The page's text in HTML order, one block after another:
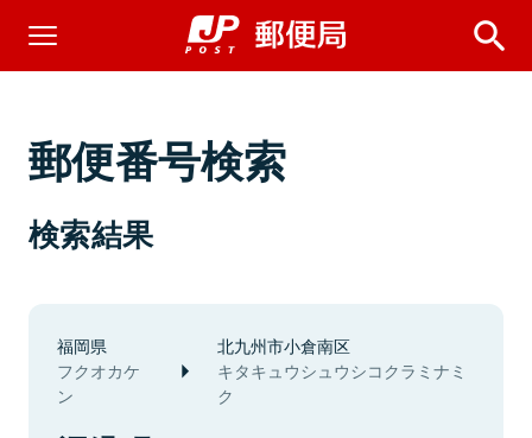
郵便番号検索
検索結果
福岡県
フクオカケ
ン
北九州市小倉南区
キタキュウシュウシコクラミナミ
ク